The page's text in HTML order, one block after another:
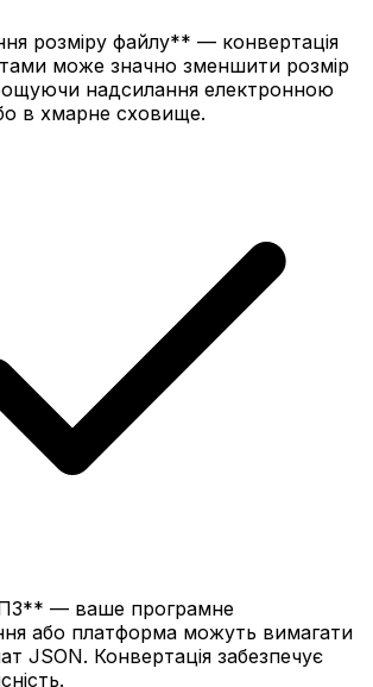
розміру файлу** — конвертація
може значно зменшити розмір
надсилання електронною
в хмарне сховище.
— ваше програмне
або платформа можуть вимагати
JSON. Конвертація забезпечує